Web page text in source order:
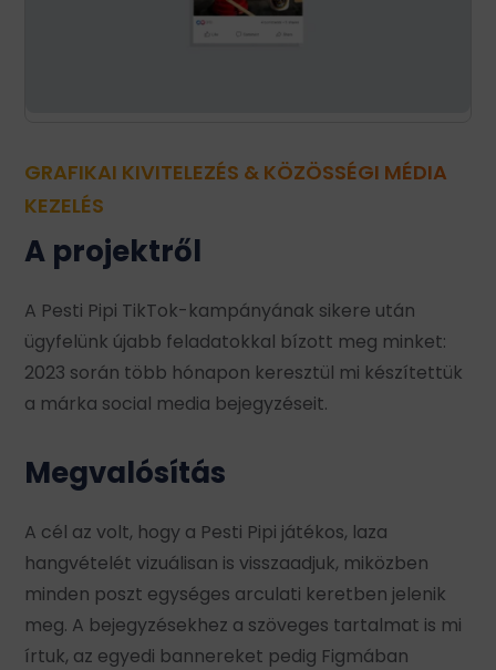
GRAFIKAI KIVITELEZÉS & KÖZÖSSÉGI MÉDIA
KEZELÉS
A projektről
A Pesti Pipi TikTok-kampányának sikere után
ügyfelünk újabb feladatokkal bízott meg minket:
2023 során több hónapon keresztül mi készítettük
a márka social media bejegyzéseit.
Megvalósítás
A cél az volt, hogy a Pesti Pipi játékos, laza
hangvételét vizuálisan is visszaadjuk, miközben
minden poszt egységes arculati keretben jelenik
meg. A bejegyzésekhez a szöveges tartalmat is mi
írtuk, az egyedi bannereket pedig Figmában